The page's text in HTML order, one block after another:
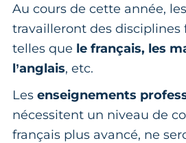
Au cours de cette année,
travailleront des
telles que le français, les
l’anglais, etc.
Les enseignements
nécessitent un niveau de
français plus avancé, ne